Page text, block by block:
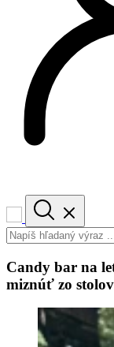
Candy bar na
miznúť zo